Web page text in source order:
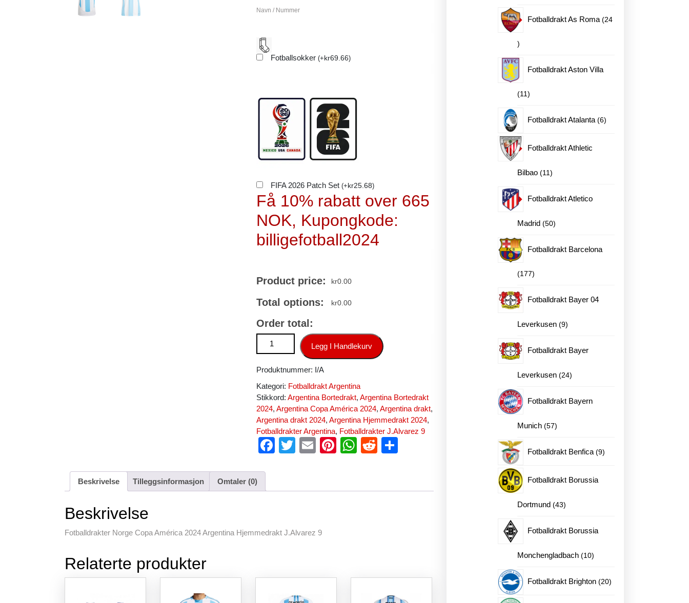
Navn / Nummer
Fotballsokker(+kr69.66)
FIFA 2026 Patch Set(+kr25.68)
Få 10% rabatt over 665
NOK, Kupongkode:
billigefotball2024
Product price: kr0.00
Total options: kr0.00
Order total:
Fotballdrakter Norge Copa América 2024 Argentina Hjemmedrakt J.Alvarez 9 antall
Legg I Handlekurv
Produktnummer: I/A
Kategori: Fotballdrakt Argentina
Stikkord:Argentina Bortedrakt,Argentina Bortedrakt
2024,Argentina Copa América 2024,Argentina drakt,
Argentina drakt 2024,Argentina Hjemmedrakt 2024,
Fotballdrakter Argentina, Fotballdrakter J.Alvarez 9
F
e
o
T
er
E
Pi
e
W
s
R
di e
Beskrivelse Tilleggsinformasjon Omtaler (0)
Beskrivelse
Fotballdrakter Norge Copa América 2024 Argentina Hjemmedrakt J.Alvarez 9
Relaterte produkter
produkter
Fotballdrakt As Roma 24
24
produkter
Fotballdrakt Aston Villa
1111
produkter
Fotballdrakt Atalanta 66
Fotballdrakt Athletic
Bilbao 1111
Fotballdrakt Atletico
Madrid 5050
Fotballdrakt Barcelona
177177
produkter
Fotballdrakt Bayer 04
Leverkusen 99
Fotballdrakt Bayer
Leverkusen 2424
Fotballdrakt Bayern
Munich 5757
Fotballdrakt Benfica 99
Fotballdrakt Borussia
Dortmund 4343
Fotballdrakt Borussia
Monchengladbach 1010
Fotballdrakt Brighton 2020